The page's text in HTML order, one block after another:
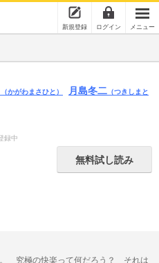
新規登録 ログイン メニュー
（かがわまさひと） 月島冬二 （つきしまと
録中
無料試し読み